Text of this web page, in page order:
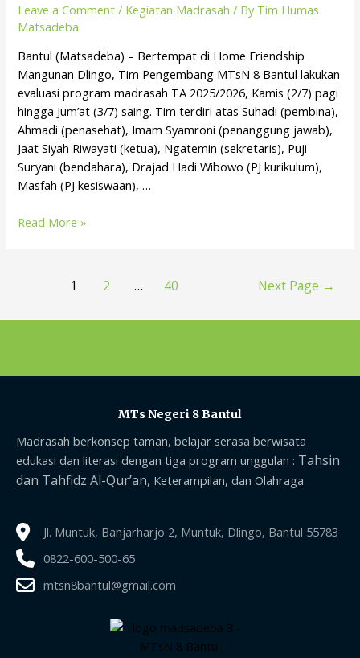
Leave a Comment / Kegiatan Madrasah / By Tim Humas
Matsadeba
Bantul (Matsadeba) – Bertempat di Home Friendship
Mangunan Dlingo, Tim Pengembang MTsN 8 Bantul lakukan
evaluasi program madrasah TA 2025/2026, Kamis (2/7) pagi
hingga Jum’at (3/7) saing. Tim terdiri atas Suhadi (pembina),
Ahmadi (penasehat), Imam Syamroni (penanggung jawab),
Jaat Siyah Riwayati (ketua), Ngatemin (sekretaris), Puji
Suryani (bendahara), Drajad Hadi Wibowo (PJ kurikulum),
Masfah (PJ kesiswaan), …
Read More »
1 2 … 40 Next Page →
MTs Negeri 8 Bantul
Madrasah berkonsep taman, belajar serasa berwisata
edukasi dan literasi dengan tiga program unggulan : Tahsin
dan Tahfidz Al-Qur’an, Keterampilan, dan Olahraga
Jl. Muntuk, Banjarharjo 2, Muntuk, Dlingo, Bantul 55783
0822-600-500-65
mtsn8bantul@gmail.com